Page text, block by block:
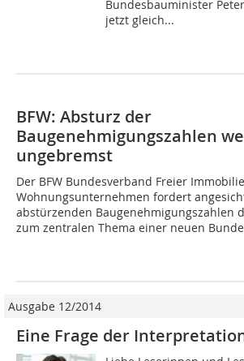
Bundesbauminister Peter
jetzt gleich...
BFW: Absturz der
Baugenehmigungszahlen
ungebremst
Der BFW Bundesverband Freier
Wohnungsunternehmen fordert
abstürzenden Baugenehmigungszahlen
zum zentralen Thema einer neuen
Ausgabe 12/2014
Eine Frage der